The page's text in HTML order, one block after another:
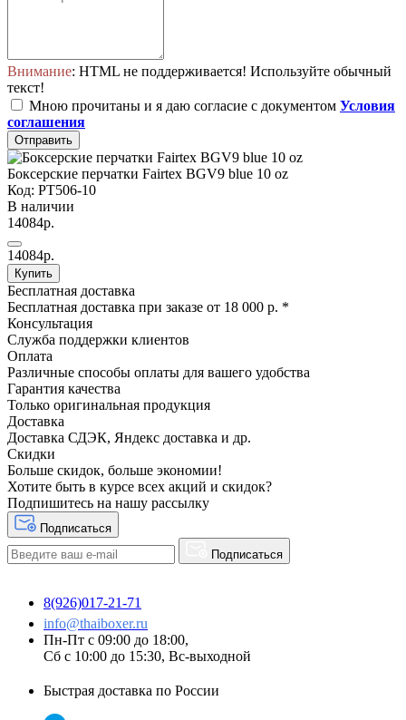
Внимание: HTML не поддерживается! Используйте обычный
текст!
Мною прочитаны и я даю согласие с документом Условия
соглашения
Отправить
Боксерские перчатки Fairtex BGV9 blue 10 oz
Код: PT506-10
В наличии
14084р.
14084р.
Купить
Бесплатная доставка
Бесплатная доставка при заказе от 18 000 р. *
Консультация
Служба поддержки клиентов
Оплата
Различные способы оплаты для вашего удобства
Гарантия качества
Только оригинальная продукция
Доставка
Доставка СДЭК, Яндекс доставка и др.
Скидки
Больше скидок, больше экономии!
Хотите быть в курсе всех акций и скидок?
Подпишитесь на нашу рассылку
Подписаться
Подписаться
8(926)017-21-71
info@thaiboxer.ru
Пн-Пт с 09:00 до 18:00,
Сб с 10:00 до 15:30, Вс-выходной
Быстрая доставка по России